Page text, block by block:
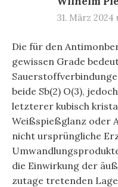
31. März 2024
Die für den
gewissen Grade
beide Sb(2) O(3),
letzterer kubisch
Weißspießglanz oder
nicht ursprüngliche
die Einwirkung der
zutage tretenden